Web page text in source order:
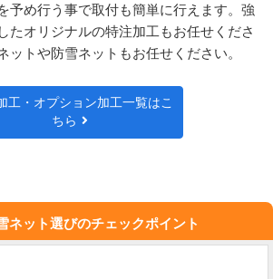
予め行う事で取付も簡単に行えます。強
たオリジナルの特注加工もお任せくださ
ットや防雪ネットもお任せください。
工・オプション加工一覧はこ
ちら
ネット選びのチェックポイント